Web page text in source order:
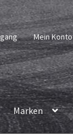
Mein Konto
Marken